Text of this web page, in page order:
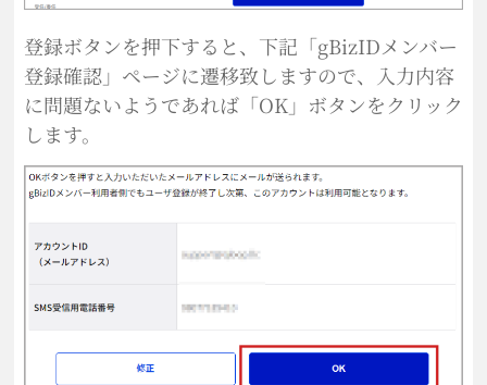
登録ボタンを押下すると、下記「gBizIDメンバー
登録確認」ページに遷移致しますので、入力内容
に問題ないようであれば「OK」ボタンをクリック
します。